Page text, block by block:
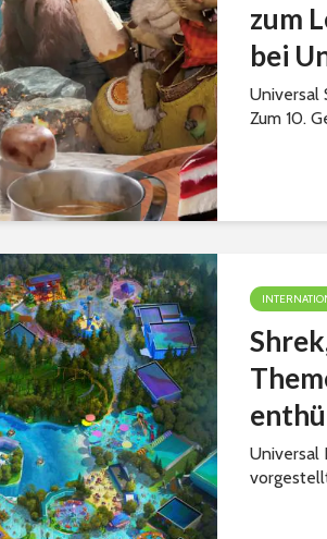
zum
bei
Universal
Zum 10.
Universal